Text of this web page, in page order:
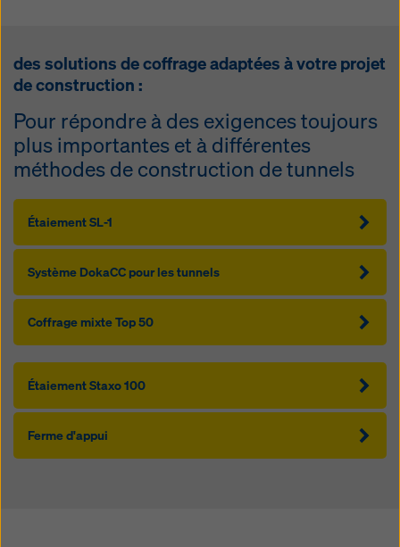
des solutions de coffrage adaptées à votre projet
de construction :
Pour répondre à des exigences toujours
plus importantes et à différentes
méthodes de construction de tunnels
Étaiement SL-1
Système DokaCC pour les tunnels
Coffrage mixte Top 50
Étaiement Staxo 100
Ferme d'appui